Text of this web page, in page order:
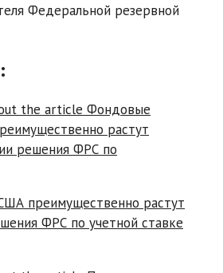
Федеральной резервной
преимущественно растут
ФРС по учетной ставке